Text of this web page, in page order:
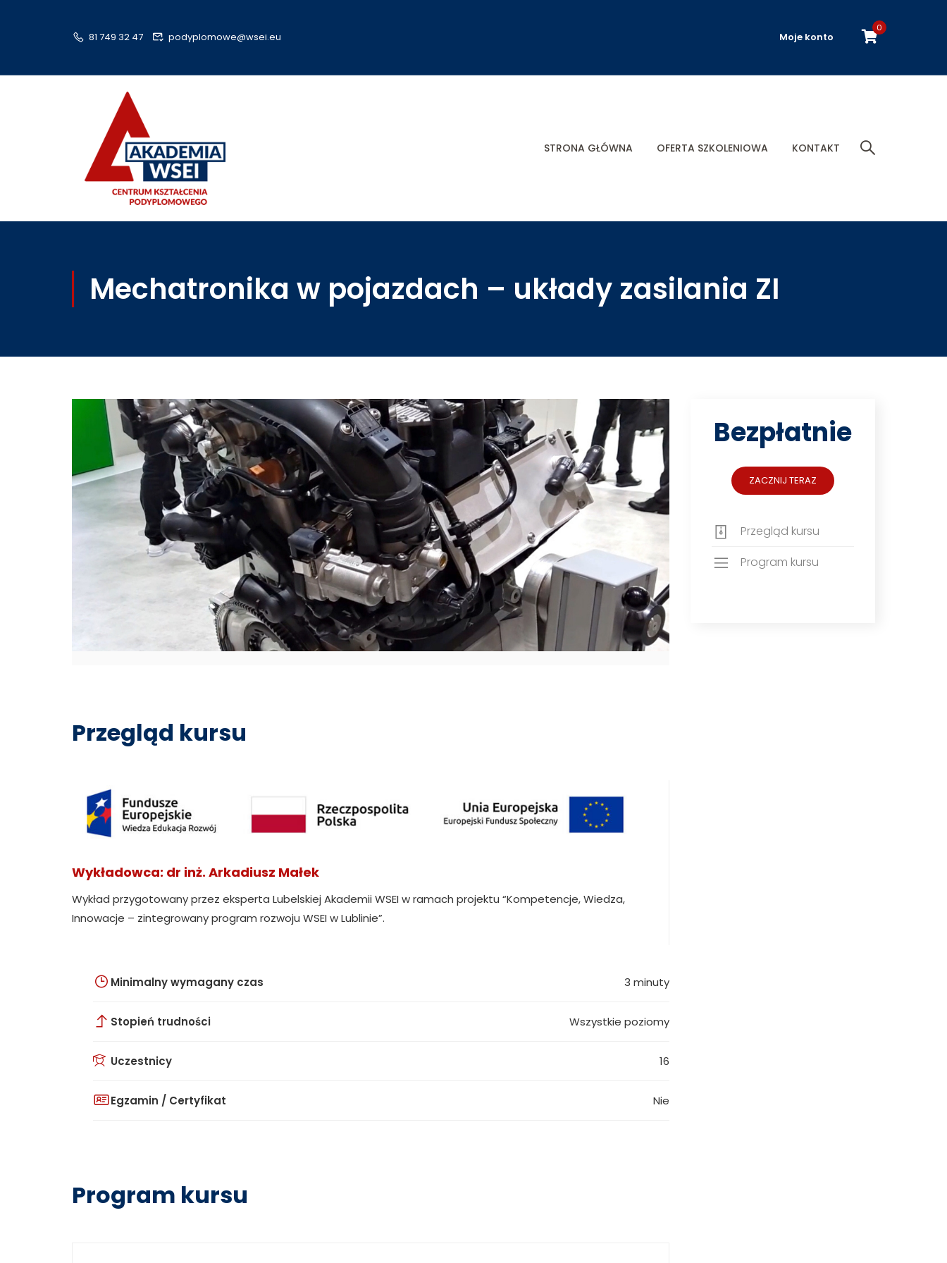
81 749 32 47 podyplomowe@wsei.eu Moje konto
0
STRONA GŁÓWNA OFERTA SZKOLENIOWA KONTAKT
Mechatronika w pojazdach – układy zasilania ZI
Przegląd kursu
Wykładowca: dr inż. Arkadiusz Małek
Wykład przygotowany przez eksperta Lubelskiej Akademii WSEI w ramach projektu “Kompetencje, Wiedza,
Innowacje – zintegrowany program rozwoju WSEI w Lublinie”.
Minimalny wymagany czas 3 minuty
Stopień trudności Wszystkie poziomy
Uczestnicy 16
Egzamin / Certyfikat Nie
Program kursu
Bezpłatnie
ZACZNIJ TERAZ
Przegląd kursu
Program kursu